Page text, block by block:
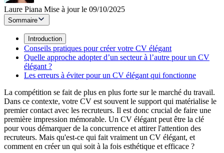
Laure Piana Mise à jour le 09/10/2025
Sommaire
Introduction
Conseils pratiques pour créer votre CV élégant
Quelle approche adopter d’un secteur à l’autre pour un CV
élégant ?
Les erreurs à éviter pour un CV élégant qui fonctionne
La compétition se fait de plus en plus forte sur le marché du travail.
Dans ce contexte, votre CV est souvent le support qui matérialise le
premier contact avec les recruteurs. Il est donc crucial de faire une
première impression mémorable. Un CV élégant peut être la clé
pour vous démarquer de la concurrence et attirer l'attention des
recruteurs. Mais qu'est-ce qui fait vraiment un CV élégant, et
comment en créer un qui soit à la fois esthétique et efficace ?